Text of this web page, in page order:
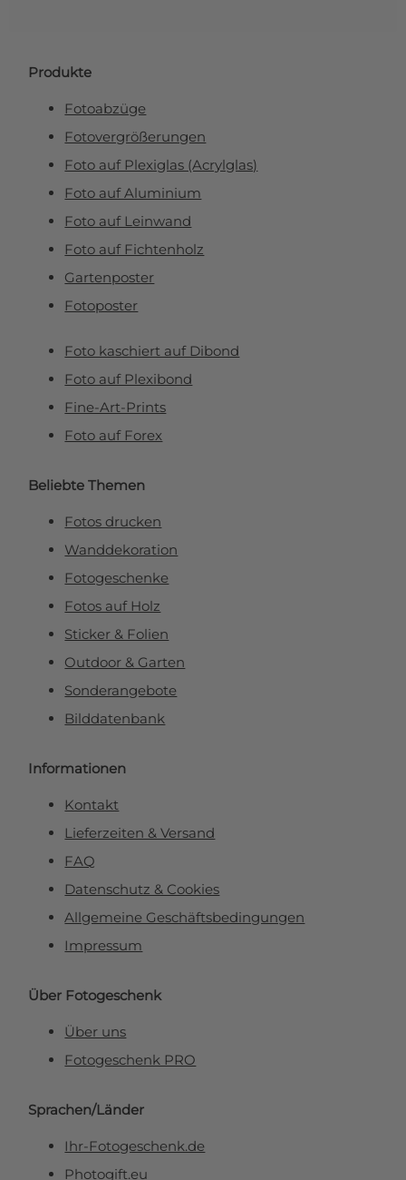
Produkte
Fotoabzüge
Fotovergrößerungen
Foto auf Plexiglas (Acrylglas)
Foto auf Aluminium
Foto auf Leinwand
Foto auf Fichtenholz
Gartenposter
Fotoposter
Foto kaschiert auf Dibond
Foto auf Plexibond
Fine-Art-Prints
Foto auf Forex
Beliebte Themen
Fotos drucken
Wanddekoration
Fotogeschenke
Fotos auf Holz
Sticker & Folien
Outdoor & Garten
Sonderangebote
Bilddatenbank
Informationen
Kontakt
Lieferzeiten & Versand
FAQ
Datenschutz & Cookies
Allgemeine Geschäftsbedingungen
Impressum
Über Fotogeschenk
Über uns
Fotogeschenk PRO
Sprachen/Länder
Ihr-Fotogeschenk.de
Photogift.eu